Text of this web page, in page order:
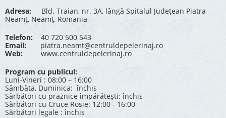
Adresa: Bld. Traian, nr. 3A, lângă Spitalul Județean Piatra
Neamț, Neamț, Romania
Telefon:40 720 500 543
Email:
piatra.neamt@centruldepelerinaj.ro
Web:
www.centruldepelerinaj.ro
Program cu publicul:
Luni-Vineri : 08:00 – 16:00
Sâmbăta, Duminica: închis
Sărbători cu praznice împărătești: închis
Sărbători cu Cruce Rosie: 12:00 - 16:00
Sărbători legale : închis